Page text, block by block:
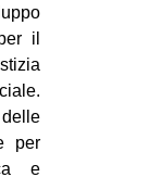
il
per
e